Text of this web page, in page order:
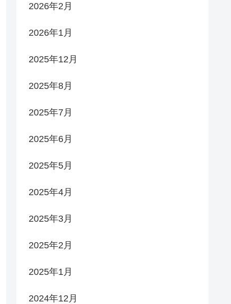
2026年2月
2026年1月
2025年12月
2025年8月
2025年7月
2025年6月
2025年5月
2025年4月
2025年3月
2025年2月
2025年1月
2024年12月